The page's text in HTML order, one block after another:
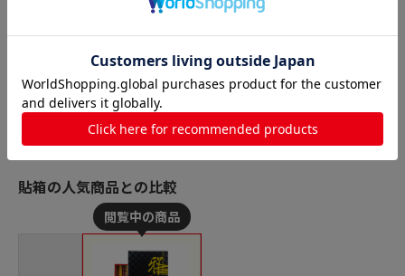
貼箱の人気商品との比較